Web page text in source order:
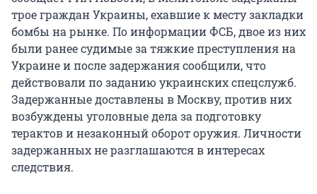
трое граждан Украины, ехавшие к месту закладки
бомбы на рынке. По информации ФСБ, двое из них
были ранее судимые за тяжкие преступления на
Украине и после задержания сообщили, что
действовали по заданию украинских спецслужб.
Задержанные доставлены в Москву, против них
возбуждены уголовные дела за подготовку
терактов и незаконный оборот оружия. Личности
задержанных не разглашаются в интересах
следствия.